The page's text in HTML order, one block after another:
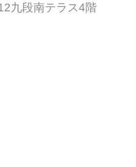
九段南テラス4階